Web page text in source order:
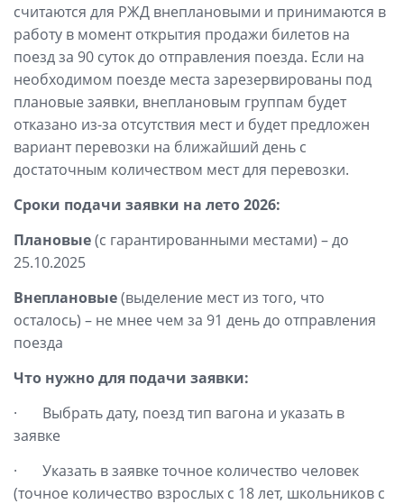
считаются для РЖД внеплановыми и принимаются в
работу в момент открытия продажи билетов на
поезд за 90 суток до отправления поезда. Если на
необходимом поезде места зарезервированы под
плановые заявки, внеплановым группам будет
отказано из-за отсутствия мест и будет предложен
вариант перевозки на ближайший день с
достаточным количеством мест для перевозки.
Сроки подачи заявки на лето 2026:
Плановые(с гарантированными местами) – до
25.10.2025
Внеплановые(выделение мест из того, что
осталось) – не мнее чем за 91 день до отправления
поезда
Что нужно для подачи заявки:
· Выбрать дату, поезд тип вагона и указать в
заявке
· Указать в заявке точное количество человек
(точное количество взрослых с 18 лет, школьников с